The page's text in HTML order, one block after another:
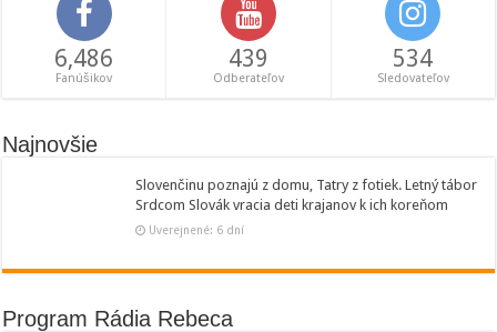
6,486
Fanúšikov
439
Odberateľov
534
Sledovateľov
Najnovšie
Slovenčinu poznajú z domu, Tatry z fotiek. Letný tábor
Srdcom Slovák vracia deti krajanov k ich koreňom
Uverejnené: 6 dní
Program Rádia Rebeca